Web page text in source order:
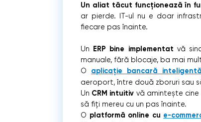
Un aliat tăcut funcționează în
ar pierde. IT-ul nu e doar
fiecare pas înainte.
Un ERP bine implementat vă
manuale, fără blocaje, ba mai
O aplicație bancară inteligentă
aeroport, între două zboruri sau
Un CRM intuitiv vă amintește
să fiți mereu cu un pas înainte.
O platformă online cu e-